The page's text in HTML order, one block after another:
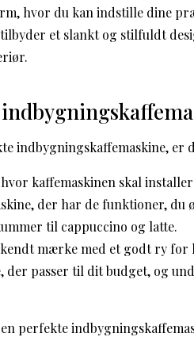
hvor du kan indstille dine
et slankt og stilfuldt
indbygningskaffemaskine, er
kaffemaskinen skal
der har de funktioner, du
til cappuccino og latte.
mærke med et godt ry for
der passer til dit budget, og
perfekte